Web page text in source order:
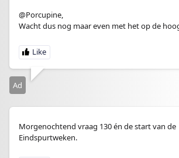
@Porcupine,
Wacht dus nog maar even met het op de
Ad
Morgenochtend vraag 130 én de start van de
Eindspurtweken.